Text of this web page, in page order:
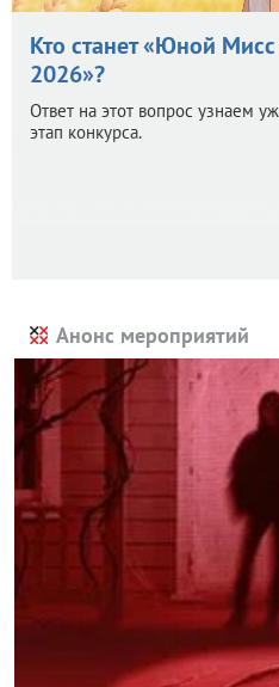
Кто станет «Юной Мисс
2026»?
Ответ на этот вопрос узнаем
этап конкурса.
Анонс мероприятий